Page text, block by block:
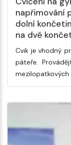
napřimování
dolní
na dvě
Cvik je vhodný
páteře.
mezilopatkových